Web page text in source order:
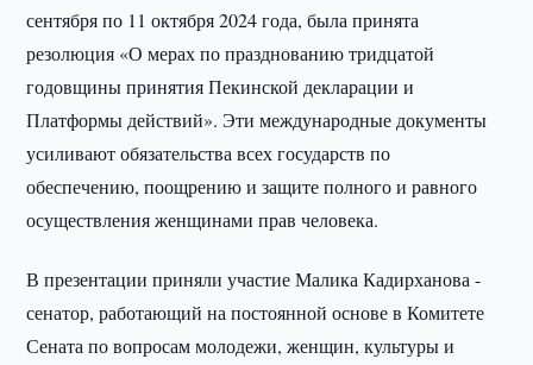
сентября по 11 октября 2024 года, была принята
резолюция «О мерах по празднованию тридцатой
годовщины принятия Пекинской декларации и
Платформы действий». Эти международные документы
усиливают обязательства всех государств по
обеспечению, поощрению и защите полного и равного
осуществления женщинами прав человека.
В презентации приняли участие Малика Кадирханова -
сенатор, работающий на постоянной основе в Комитете
Сената по вопросам молодежи, женщин, культуры и